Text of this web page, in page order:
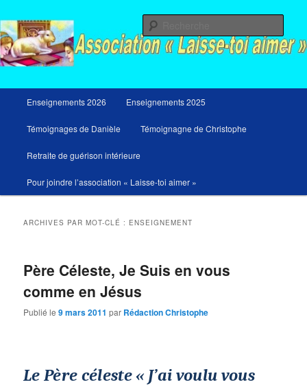
au
contenu
principal
au
contenu
secondaire
principal
Enseignements 2026 Enseignements 2025
Témoignages de Danièle Témoignagne de Christophe
Retraite de guérison intérieure
Pour joindre l’association « Laisse-toi aimer »
ARCHIVES PAR MOT-CLÉ : ENSEIGNEMENT
Père Céleste, Je Suis en vous
comme en Jésus
Publié le9 mars 2011 par Rédaction Christophe
Le Père céleste « J’ai voulu vous